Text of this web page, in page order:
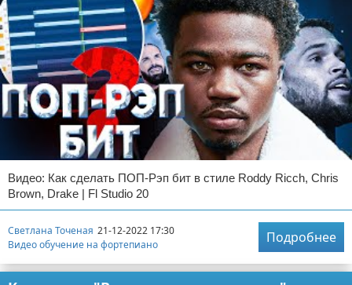
Видео: Как сделать ПОП-Рэп бит в стиле Roddy Ricch, Chris
Brown, Drake | Fl Studio 20
Светлана Точеная 21-12-2022 17:30
Видео обучение на фортепиано
Подробнее